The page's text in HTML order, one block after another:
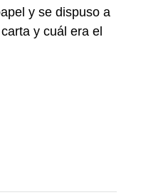
y se dispuso a
y cuál era el